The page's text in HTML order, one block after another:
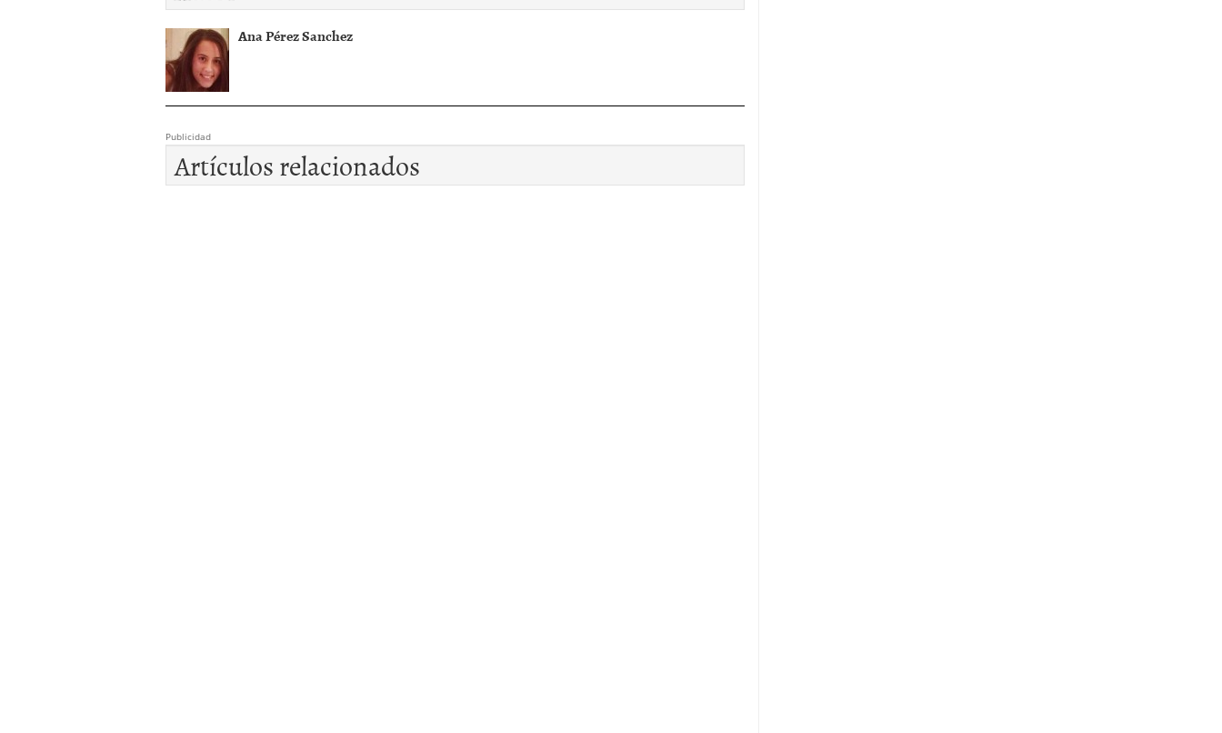
Ana Pérez Sanchez
Publicidad
Artículos relacionados